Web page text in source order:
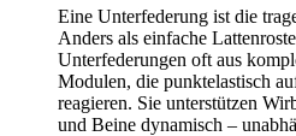
Eine Unterfederung ist die
Anders als einfache
Unterfederungen oft aus
Modulen, die punktelastisch
reagieren. Sie unterstützen
und Beine dynamisch –